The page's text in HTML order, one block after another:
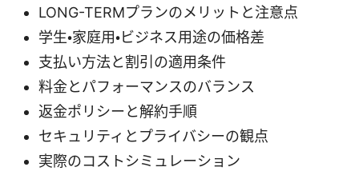
LONG-TERMプランのメリットと注意点
学生・家庭用・ビジネス用途の価格差
支払い方法と割引の適用条件
料金とパフォーマンスのバランス
返金ポリシーと解約手順
セキュリティとプライバシーの観点
実際のコストシミュレーション